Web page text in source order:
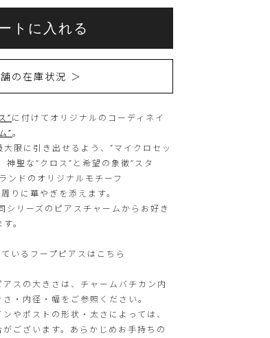
こ
ち
ら
の
品
は
15
個
ま
注
文
に
こ
の
商
品
現
在、
ご
購
入
け
ま
せ
トに入れる
の在庫状況 ＞
”に付けてオリジナルのコーディネイ
”。
大限に引き出せるよう、”マイクロセッ
神聖な“クロス”と希望の象徴“スタ
ンドのオリジナルモチーフ
りに華やぎを添えます。
シリーズのピアスチャームからお好き
。
いるフープピアスはこちら
スの大きさは、チャームバチカン内
・内径・幅をご参照ください。
やポストの形状・太さによっては、
ございます。あらかじめお手持ちの